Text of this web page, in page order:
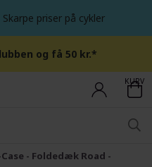
Skarpe priser på cykler
og få 50 kr.*
KURV
- Foldedæk Road -